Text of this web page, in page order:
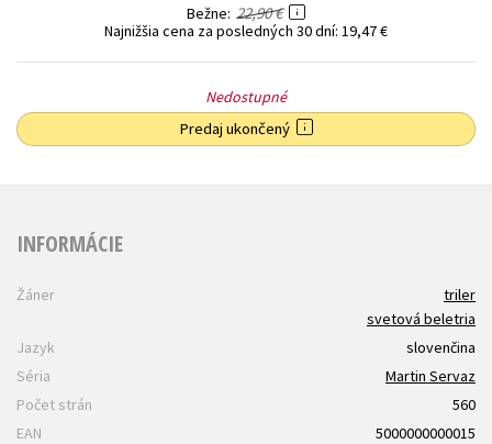
Bežne 22,90 €
Najnižšia cena za posledných 30 dní: 19,47 €
Nedostupné
Predaj ukončený
INFORMÁCIE
Žáner
triler
svetová beletria
Jazyk
slovenčina
Séria
Martin Servaz
Počet strán
560
EAN
5000000000015